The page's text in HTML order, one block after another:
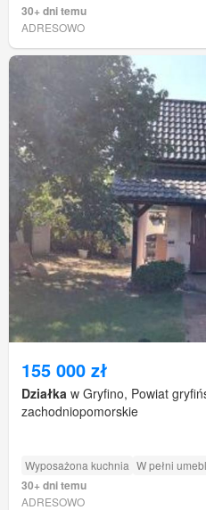
30+ dni temu
ADRESOWO
155 000 zł
Działka w Gryfino, Powiat
zachodniopomorskie
Wyposażona kuchnia W pełni
30+ dni temu
ADRESOWO